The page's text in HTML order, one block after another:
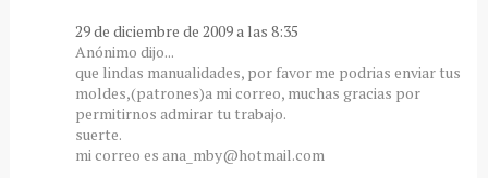
29 de diciembre de 2009 a las 8:35
Anónimo dijo...
que lindas manualidades, por favor me podrias enviar tus
moldes,(patrones)a mi correo, muchas gracias por
permitirnos admirar tu trabajo.
suerte.
mi correo es ana_mby@hotmail.com